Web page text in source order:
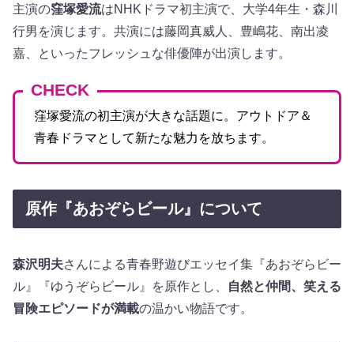
主演の窪塚愛流はNHKドラマ初主演で、大学4年生・森川
行男を演じます。共演には藤岡真威人、豊嶋花、南出凌
嘉、といったフレッシュな俳優陣が出演します。
CHECK
窪塚愛流の初主演が大きな話題に。アウトドア＆
青春ドラマとして新たな魅力を放ちます。
原作『あおぞらビール』について
森沢明夫さんによる青春野遊びエッセイ集『あおぞらビー
ル』『ゆうぞらビール』を原作とし、
自然と仲間、笑える
冒険エピソードが満載の温かい物語です。